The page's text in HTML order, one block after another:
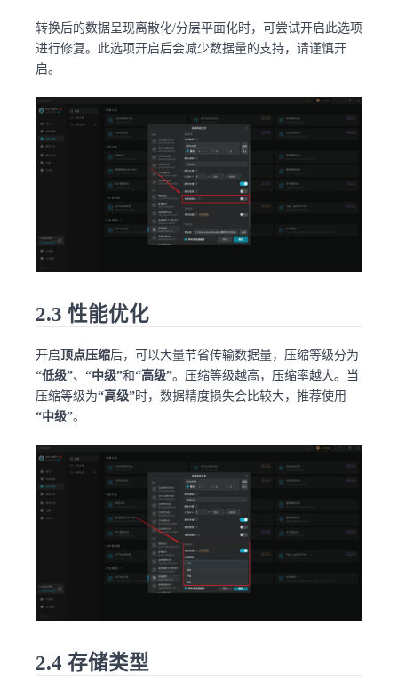
转换后的数据呈现离散化/分层平面化时，可尝试开启此选项
进行修复。此选项开启后会减少数据量的支持，请谨慎开
启。
2.3 性能优化
开启顶点压缩后，可以大量节省传输数据量，压缩等级分为
“低级”、 “中级”和“高级”。压缩等级越高，压缩率越大。当
压缩等级为“高级”时，数据精度损失会比较大，推荐使用
“中级”。
2.4 存储类型